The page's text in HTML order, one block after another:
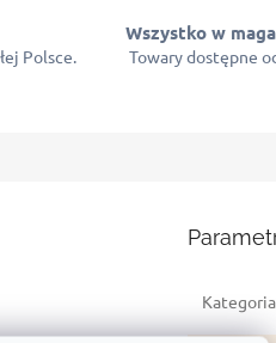
Polsce.
Wszystko w
Towary dostępne
Kategoria